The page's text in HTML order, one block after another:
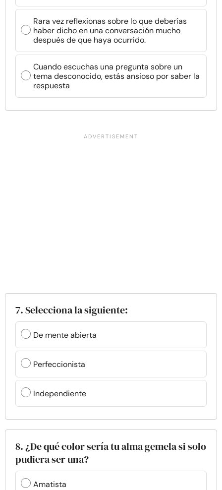
Rara vez reflexionas sobre lo que deberías
haber dicho en una conversación mucho
después de que haya ocurrido.
Cuando escuchas una pregunta sobre un
tema desconocido, estás ansioso por saber la
respuesta
7. Selecciona la siguiente:
De mente abierta
Perfeccionista
Independiente
8. ¿De qué color sería tu alma gemela si solo
pudiera ser una?
Amatista